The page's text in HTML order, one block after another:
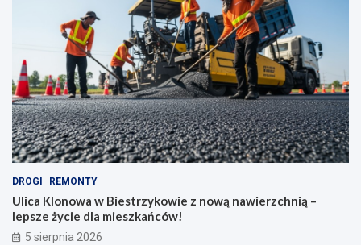
DROGI REMONTY
Ulica Klonowa w Biestrzykowie z nową nawierzchnią –
lepsze życie dla mieszkańców!
5 sierpnia 2026